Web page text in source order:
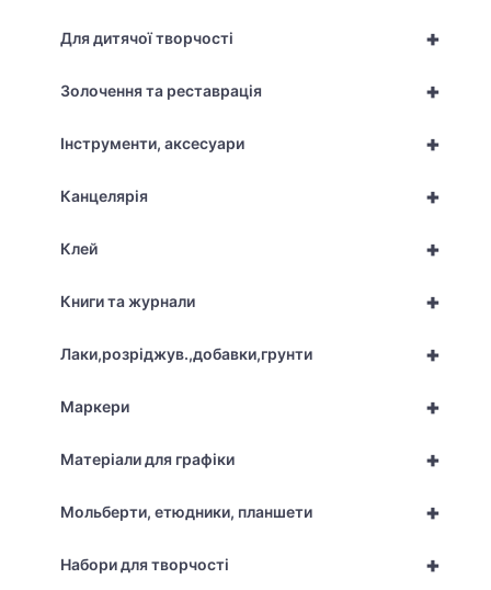
+
Для дитячої творчості
+
Золочення та реставрація
+
Інструменти, аксесуари
+
Канцелярія
+
Клей
+
Книги та журнали
+
Лаки,розріджув.,добавки,грунти
+
Маркери
+
Матеріали для графіки
+
Мольберти, етюдники, планшети
+
Набори для творчості